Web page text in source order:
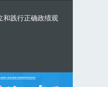
和践行正确政绩观